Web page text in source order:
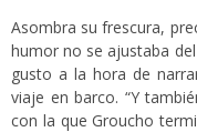
Asombra su frescura,
humor no se ajustaba
gusto a la hora de
viaje en barco. “Y
con la que Groucho